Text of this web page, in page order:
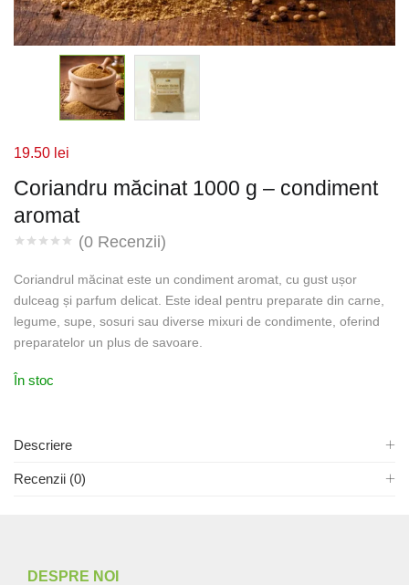
Coriandru măcinat 1000 g – condiment
aromat
(0 Recenzii)
19.50 lei
Coriandrul măcinat este un condiment aromat, cu gust ușor
dulceag și parfum delicat. Este ideal pentru preparate din carne,
legume, supe, sosuri sau diverse mixuri de condimente, oferind
preparatelor un plus de savoare.
În stoc
Descriere
Recenzii (0)
DESPRE NOI